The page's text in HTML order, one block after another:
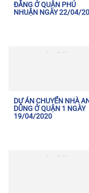
ĐĂNG Ở QUẬN PHÚ
NHUẬN NGÀY 22/04/
DỰ ÁN CHUYỂN NHÀ
DŨNG Ở QUẬN 1 NGÀY
19/04/2020